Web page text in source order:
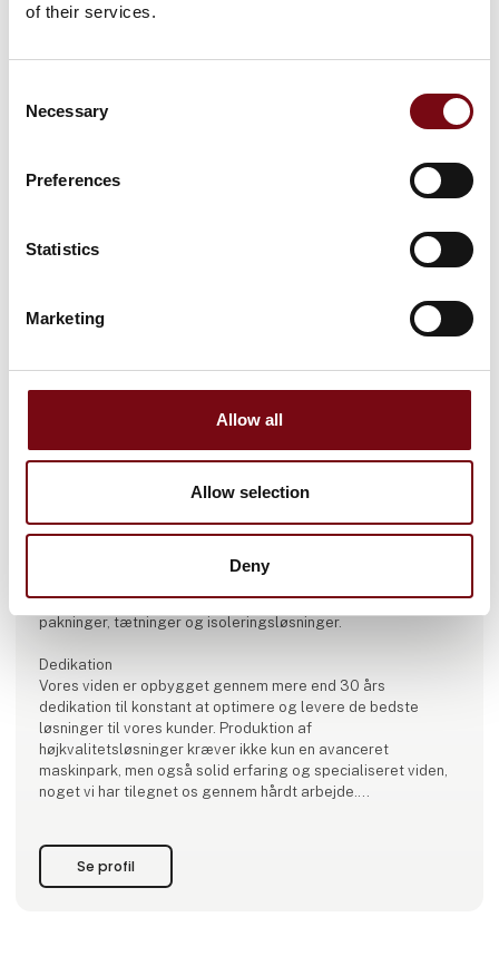
of their services.
Selection
Necessary
Preferences
Statistics
Marketing
Allow all
Allow selection
Deny
STEFFCA lancerer nyt website på teknisk isolering
isoleringsløsninger.
Artikel er skrevet af:
STEFFCA er en familieejet dansk virksomhed og eksperter i
pakninger, tætninger og isoleringsløsninger.
Dedikation
Vores viden er opbygget gennem mere end 30 års
dedikation til konstant at optimere og levere de bedste
løsninger til vores kunder. Produktion af
højkvalitetsløsninger kræver ikke kun en avanceret
maskinpark, men også solid erfaring og specialiseret viden,
noget vi har tilegnet os gennem hårdt arbejde.
levere skræddersyede løsninger til næsten alle brancher i
både Danmark og på internationale markeder, fra medicina
Se profil